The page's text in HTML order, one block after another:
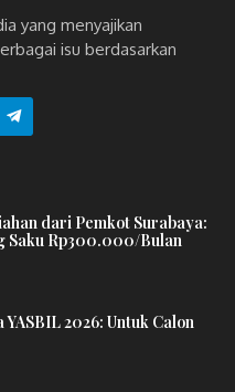
yang menyajikan
isu berdasarkan
dari Pemkot Surabaya:
Saku Rp300.000/Bulan
2026: Untuk Calon